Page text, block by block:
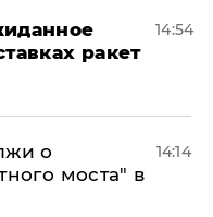
ракет
14:54
о
моста" в
14:14